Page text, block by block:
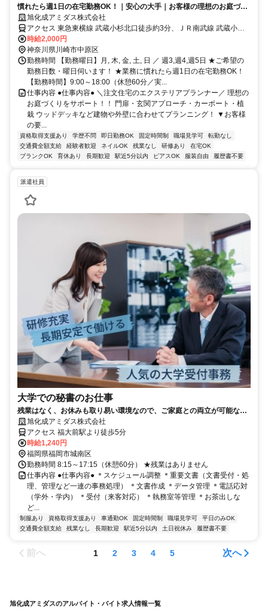
慣れたら週1日の在宅勤務OK！｜安心の大手｜お客様の理想のお庭づく
りのお手伝い＊
旭化成アミダス株式会社
アクセス 東急東横線 武蔵小杉北口徒歩約3分、ＪＲ南武線 武蔵小杉
北口徒歩約3分、東急東横線 新丸子西口徒歩約8分 「武蔵小杉駅」西
口より徒歩4分／「新丸子駅」より徒歩8分
時給2,000円
神奈川県川崎市中原区
勤務時間 【勤務曜日】月, 木, 金, 土, 日 ／ 週3,週4,週5日 ★ご希望の
勤務日数・曜日伺います！ ★業務に慣れたら週1日の在宅勤務OK！
【勤務時間】9:00～18:00（休憩60分／実...
仕事内容 ●仕事内容● ＼注文住宅のエクステリアプランナー／ 理想の
お庭づくりをサポート！！ 門扉・玄関アプローチ・カーポート・植
栽 ウッドデッキなど建物や外壁に合わせてプランニング！ ▼お客様
の要...
資格取得支援あり 学歴不問 即日勤務OK 固定時間制 職場見学可
転勤なし
交通費全額支給
経験者歓迎 ネイルOK 残業なし 研修あり
在宅OK
ブランクOK
育休あり 長期歓迎 駅近5分以内 ピアスOK 服装自由 履歴書不要
派遣社員
大学での秘書のお仕事
残業はなく、お休みも取り易い環境なので、ご家庭との両立が可能なお
仕事です
旭化成アミダス株式会社
アクセス 福大前駅より徒歩5分
時給1,240円
福岡県福岡市城南区
勤務時間 8:15～17:15（休憩60分） ★残業はありません
仕事内容 ●仕事内容● ＊スケジュール調整 ＊重要文書（文書受付・処
理、管理など一連の事務処理） ＊文書作成 ＊データ管理 ＊電話応対
（学外・学内） ＊受付（来客対応） ＊執務室等管理 ＊お茶出しな
ど...
制服あり 資格取得支援あり 車通勤OK 固定時間制 職場見学可
平日のみOK
交通費全額支給
残業なし 長期歓迎 駅近5分以内 土日祝休み 履歴書不要
前へ 1 2 3 4 5 次へ
旭化成アミダスのアルバイト・バイト求人情報一覧